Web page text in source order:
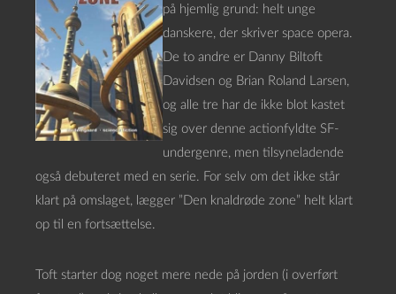
på hjemlig grund: helt unge
danskere, der skriver space opera.
De to andre er Danny Biltoft
Davidsen og Brian Roland Larsen,
og alle tre har de ikke blot kastet
sig over denne actionfyldte SF-
undergenre, men tilsyneladende
også debuteret med en serie. For selv om det ikke står
klart på omslaget, lægger ”Den knaldrøde zone” helt klart
op til en fortsættelse.
Toft starter dog noget mere nede på jorden (i overført